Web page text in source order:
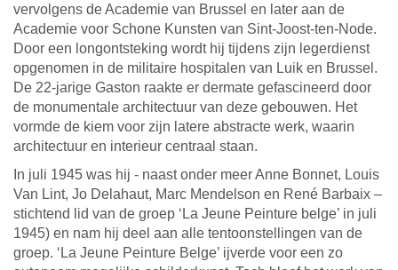
vervolgens de Academie van Brussel en later aan de
Academie voor Schone Kunsten van Sint-Joost-ten-Node.
Door een longontsteking wordt hij tijdens zijn legerdienst
opgenomen in de militaire hospitalen van Luik en Brussel.
De 22-jarige Gaston raakte er dermate gefascineerd door
de monumentale architectuur van deze gebouwen. Het
vormde de kiem voor zijn latere abstracte werk, waarin
architectuur en interieur centraal staan.
In juli 1945 was hij - naast onder meer Anne Bonnet, Louis
Van Lint, Jo Delahaut, Marc Mendelson en René Barbaix –
stichtend lid van de groep ‘La Jeune Peinture belge’ in juli
1945) en nam hij deel aan alle tentoonstellingen van de
groep. ‘La Jeune Peinture Belge’ ijverde voor een zo